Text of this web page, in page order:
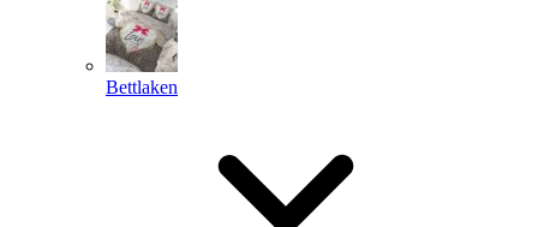
Bettlaken